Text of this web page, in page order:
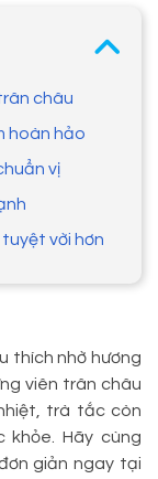
châu
hoàn hảo
vị
vời hơn
thích nhờ hương
viên trân châu
trà tắc còn
khỏe. Hãy cùng
giản ngay tại